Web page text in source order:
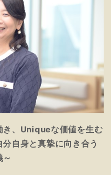
き、Uniqueな価値を生む
自身と真摯に向き合う